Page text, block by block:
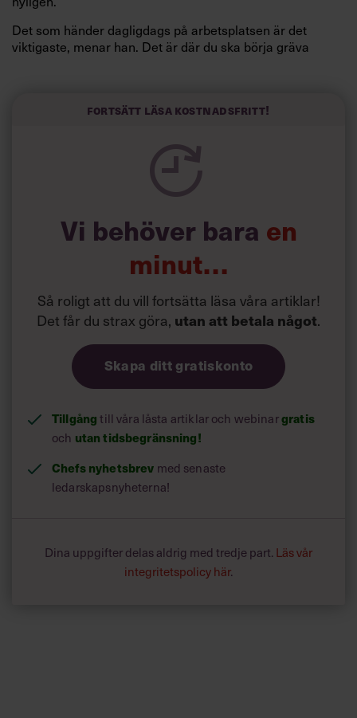
Det som händer dagligdags på arbetsplatsen är det
viktigaste, menar han. Det är där du ska börja gräva
och höjt arbetsglädjen på Google:
Fortsätt läsa kostnadsfritt!
Vi behöver bara en
minut…
Så roligt att du vill fortsätta läsa våra artiklar!
Det får du strax göra, utan att betala något.
Skapa ditt gratiskonto
Tillgångtill våra låsta artiklar och webinargratis
och utan tidsbegränsning!
Chefs nyhetsbrev med senaste
ledarskapsnyheterna!
Dina uppgifter delas aldrig med tredje part. Läs vår
integritetspolicy här.